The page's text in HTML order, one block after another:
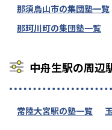
那須烏山市の集団塾一覧
那珂川町の集団塾一覧
中舟生駅の周辺
常陸大宮駅の塾一覧